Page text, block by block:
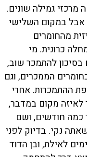
גמילה שונים.
אבל במקום השלישי
מהחומרים
כרונית. מי
להתמכר שוב,
הממכרים, וגם
ההתמכרות. אחרי
לאיזה מקום במדבר,
כמה חודשים, ושם
נקי. בדיוק לפני
לאילת, ובן הדוד